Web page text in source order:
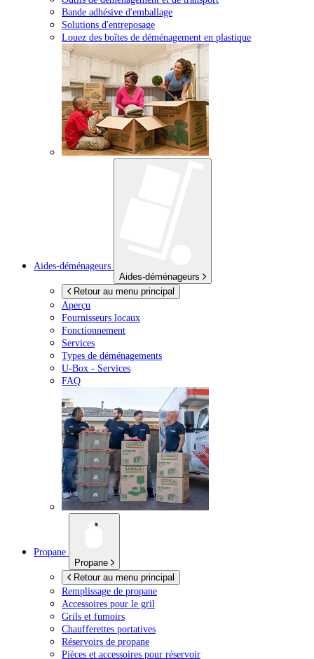
Bande adhésive d'emballage
Solutions d'entreposage
Louez des boîtes de déménagement en plastique
Aides-déménageurs
Aides-déménageurs
Retour au menu principal
Aperçu
Fournisseurs locaux
Fonctionnement
Services
Types de déménagements
U-Box - Services
FAQ
Propane
Propane
Retour au menu principal
Remplissage de propane
Accessoires pour le gril
Grils et fumoirs
Chaufferettes portatives
Réservoirs de propane
Pièces et accessoires pour réservoir